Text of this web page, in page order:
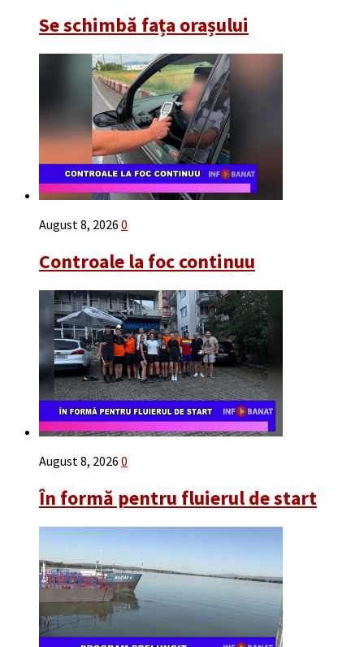
Se schimbă fața orașului
August 8, 2026 0
Controale la foc continuu
August 8, 2026 0
În formă pentru fluierul de start